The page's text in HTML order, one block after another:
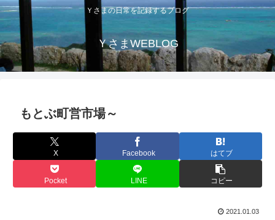
Ｙさまの日常を記録するブログ
ＹさまWEBLOG
もとぶ町営市場～
X Facebook はてブ
Pocket LINE コピー
2021.01.03